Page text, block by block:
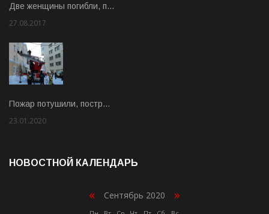
Две женщины погибли, п…
27.08.2017
Пожар потушили, постр…
23.01.2020
НОВОСТНОЙ КАЛЕНДАРЬ
« Сентябрь 2020 »